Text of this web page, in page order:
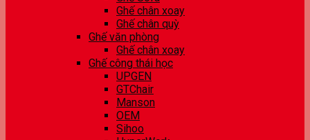
Ghế chân xoay
Ghế chân quỳ
Ghế văn phòng
Ghế chân xoay
Ghế công thái học
UPGEN
GTChair
Manson
OEM
Sihoo